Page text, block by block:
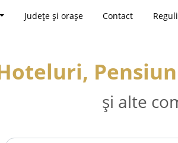
Județe și orașe Contact Reguli
și alte